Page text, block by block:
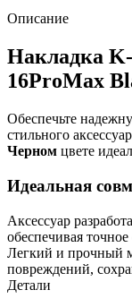
Описание
Накладка
16ProMax
Обеспечьте
стильного
Черном цвете
Идеальная
Аксессуар
обеспечивая
Легкий и прочный
повреждений,
Детали